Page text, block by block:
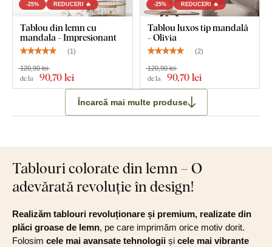
-25% REDUCERI 🔥
Tablou din lemn cu
mandala - Impresionant
(1)
de la 90,70 lei
120,90 lei
-25% REDUCERI 🔥
Tablou luxos tip mandală
- Olivia
(2)
de la 90,70 lei
120,90 lei
Încarcă mai multe produse
Tablouri colorate din lemn – O
adevărată revoluție în design!
Realizăm tablouri revoluționare și premium, realizate din
plăci groase de lemn, pe care imprimăm orice motiv dorit.
Folosim cele mai avansate tehnologii și cele mai vibrante